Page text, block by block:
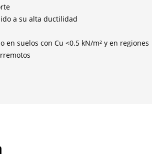
a su alta ductilidad
en suelos con Cu <0.5 kN/m² y en regiones